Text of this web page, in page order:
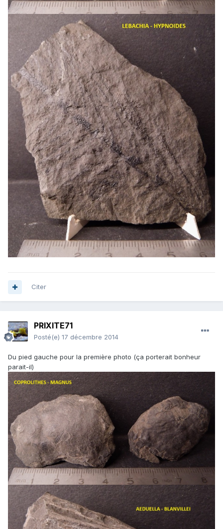
Citer
PRIXITE71
Posté(e) 17 décembre 2014
Du pied gauche pour la première photo (ça porterait bonheur
parait-il)